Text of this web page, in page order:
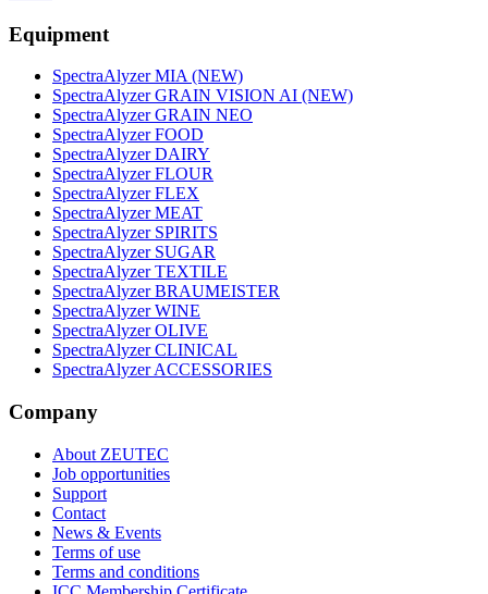
Equipment
SpectraAlyzer MIA (NEW)
SpectraAlyzer GRAIN VISION AI (NEW)
SpectraAlyzer GRAIN NEO
SpectraAlyzer FOOD
SpectraAlyzer DAIRY
SpectraAlyzer FLOUR
SpectraAlyzer FLEX
SpectraAlyzer MEAT
SpectraAlyzer SPIRITS
SpectraAlyzer SUGAR
SpectraAlyzer TEXTILE
SpectraAlyzer BRAUMEISTER
SpectraAlyzer WINE
SpectraAlyzer OLIVE
SpectraAlyzer CLINICAL
SpectraAlyzer ACCESSORIES
Company
About ZEUTEC
Job opportunities
Support
Contact
News & Events
Terms of use
Terms and conditions